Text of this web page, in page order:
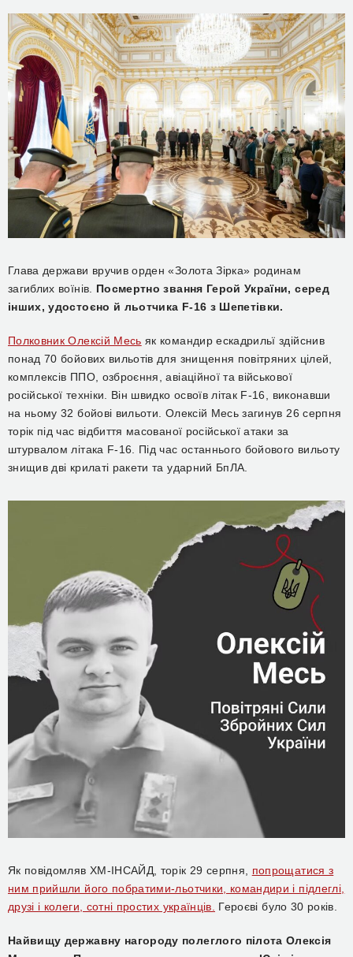
Глава держави вручив орден «Золота Зірка» родинам
загиблих воїнів. Посмертно звання Герой України, серед
інших, удостоєно й льотчика F-16 з Шепетівки.
Полковник Олексій Месь як командир ескадрильї здійснив
понад 70 бойових вильотів для знищення повітряних цілей,
комплексів ППО, озброєння, авіаційної та військової
російської техніки. Він швидко освоїв літак F-16, виконавши
на ньому 32 бойові вильоти. Олексій Месь загинув 26 серпня
торік під час відбиття масованої російської атаки за
штурвалом літака F-16. Під час останнього бойового вильоту
знищив дві крилаті ракети та ударний БпЛА.
Як повідомляв ХМ-ІНСАЙД, торік 29 серпня, попрощатися з
ним прийшли його побратими-льотчики, командири і підлеглі,
друзі і колеги, сотні простих українців.
Героєві було 30 років.
Найвищу державну нагороду полеглого пілота Олексія